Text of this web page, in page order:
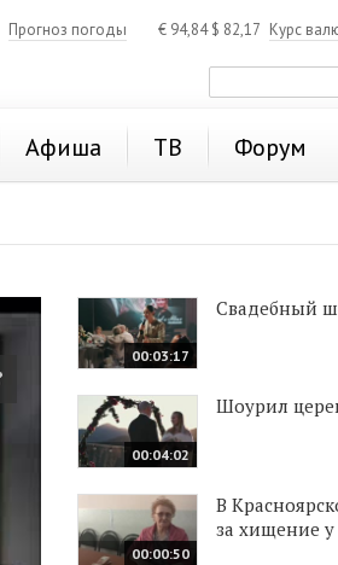
Прогноз погоды € 94,84$ 82,17 Курс
Афиша ТВ Форум
00:03:17
Свадебный
00:04:02
Шоурил
00:00:50
В
за хищение